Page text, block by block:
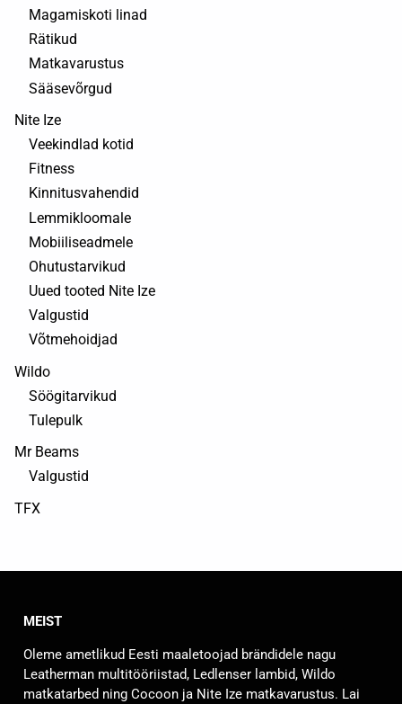
Magamiskoti linad
Rätikud
Matkavarustus
Sääsevõrgud
Nite Ize
Veekindlad kotid
Fitness
Kinnitusvahendid
Lemmikloomale
Mobiiliseadmele
Ohutustarvikud
Uued tooted Nite Ize
Valgustid
Võtmehoidjad
Wildo
Söögitarvikud
Tulepulk
Mr Beams
Valgustid
TFX
MEIST
Oleme ametlikud Eesti maaletoojad brändidele nagu
Leatherman multitööriistad, Ledlenser lambid, Wildo
matkatarbed ning Cocoon ja Nite Ize matkavarustus. Lai